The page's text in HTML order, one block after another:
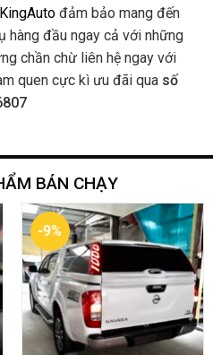
đảm bảo mang đến
hàng đầu ngay cả với những
chần chừ liên hệ ngay với
quen cực kì ưu đãi qua số
BÁN CHẠY
-9%